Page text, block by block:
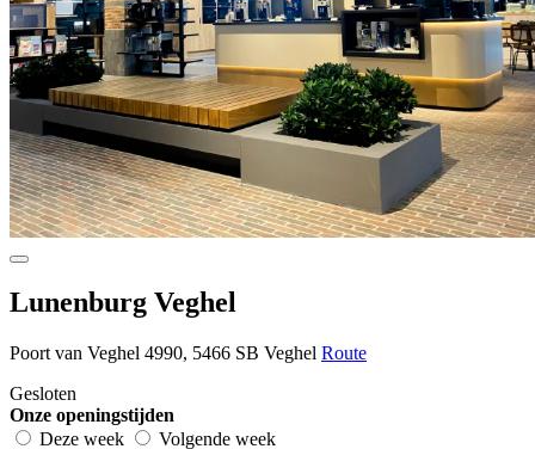
Lunenburg Veghel
Poort van Veghel 4990, 5466 SB Veghel Route
Gesloten
Onze openingstijden
Deze week
Volgende week